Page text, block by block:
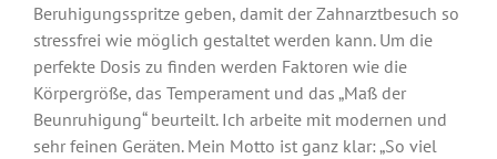
Beruhigungsspritze geben, damit der Zahnarztbesuch so
stressfrei wie möglich gestaltet werden kann. Um die
perfekte Dosis zu finden werden Faktoren wie die
Körpergröße, das Temperament und das „Maß der
Beunruhigung“ beurteilt. Ich arbeite mit modernen und
sehr feinen Geräten. Mein Motto ist ganz klar: „So viel